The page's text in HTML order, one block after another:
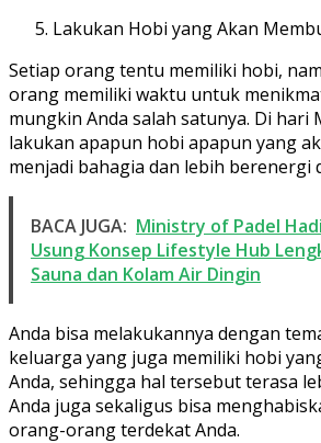
Lakukan Hobi yang Akan
Setiap orang tentu memiliki hobi,
orang memiliki waktu untuk
mungkin Anda salah satunya. Di hari
lakukan apapun hobi apapun yang
menjadi bahagia dan lebih berenergi
BACA JUGA: Ministry of Padel
Usung Konsep Lifestyle Hub
Sauna dan Kolam Air Dingin
Anda bisa melakukannya dengan
keluarga yang juga memiliki hobi
Anda, sehingga hal tersebut terasa
Anda juga sekaligus bisa
orang-orang terdekat Anda.